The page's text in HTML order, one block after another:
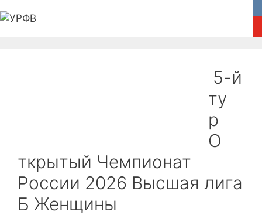
к
5-й
ту
р
О
ткрытый Чемпионат
России 2026 Высшая лига
Б Женщины